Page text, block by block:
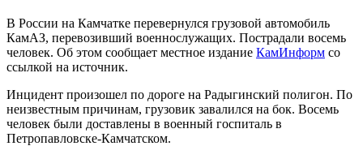
В России на Камчатке перевернулся грузовой автомобиль
КамАЗ, перевозивший военнослужащих. Пострадали восемь
человек. Об этом сообщает местное издание КамИнформ со
ссылкой на источник.
Инцидент произошел по дороге на Радыгинский полигон. По
неизвестным причинам, грузовик завалился на бок. Восемь
человек были доставлены в военный госпиталь в
Петропавловске-Камчатском.